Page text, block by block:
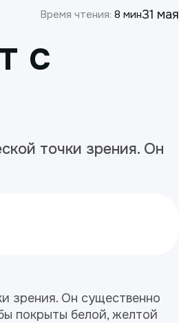
Время чтения: 8 мин31 мая
с
точки зрения. Он
зрения. Он существенно
покрыты белой, желтой